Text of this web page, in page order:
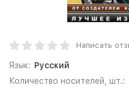
Написать
Язык: Русский
Количество носителей, шт.: